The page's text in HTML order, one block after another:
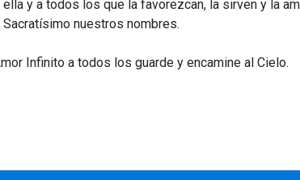
y a todos los que la favorezcan, la sirven y la
Sacratísimo nuestros nombres.
Infinito a todos los guarde y encamine al Cielo.